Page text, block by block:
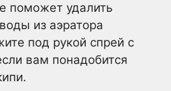
поможет удалить
из аэратора
под рукой спрей с
вам понадобится